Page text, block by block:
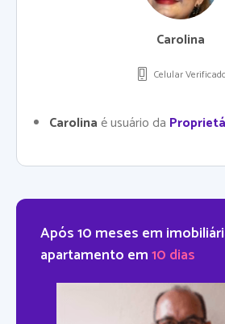
Carolina
Celular
Carolinaé usuário da
Após 10 meses em
apartamento em10 dias